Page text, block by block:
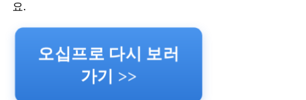
요.
오십프로 다시 보러
가기 >>